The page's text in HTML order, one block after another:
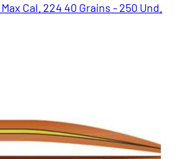
Cal. 224 40 Grains - 250 Und.